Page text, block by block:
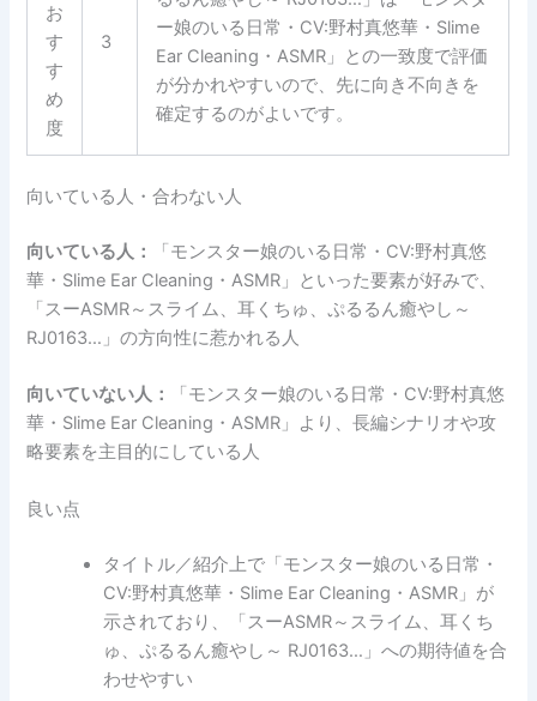
お
す
す
め
度
3
ー娘のいる日常・CV:野村真悠華・Slime
Ear Cleaning・ASMR」との一致度で評価
が分かれやすいので、先に向き不向きを
確定するのがよいです。
向いている人・合わない人
向いている人：
「モンスター娘のいる日常・CV:野村真悠
華・Slime Ear Cleaning・ASMR」といった要素が好みで、
「スーASMR～スライム、耳くちゅ、ぷるるん癒やし～
RJ0163…」の方向性に惹かれる人
向いていない人：
「モンスター娘のいる日常・CV:野村真悠
華・Slime Ear Cleaning・ASMR」より、長編シナリオや攻
略要素を主目的にしている人
良い点
タイトル／紹介上で「モンスター娘のいる日常・
CV:野村真悠華・Slime Ear Cleaning・ASMR」が
示されており、「スーASMR～スライム、耳くち
ゅ、ぷるるん癒やし～ RJ0163…」への期待値を合
わせやすい